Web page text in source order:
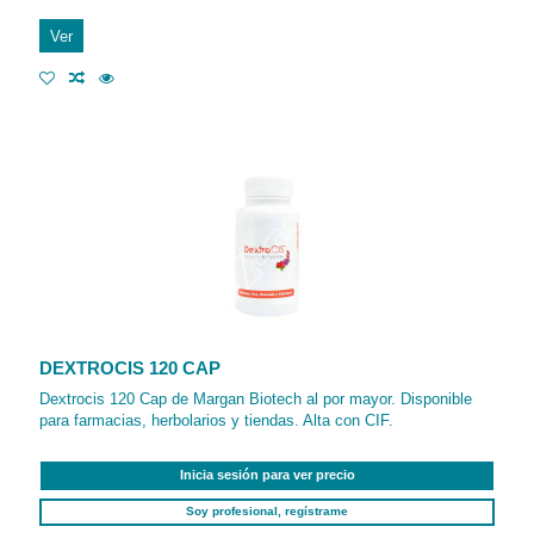
Ver
DEXTROCIS 120 CAP
Dextrocis 120 Cap de Margan Biotech al por mayor. Disponible
para farmacias, herbolarios y tiendas. Alta con CIF.
Inicia sesión para ver precio
Soy profesional, regístrame